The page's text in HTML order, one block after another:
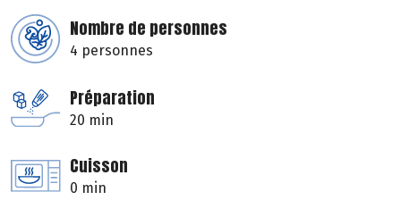
Nombre de personnes
4 personnes
Préparation
20 min
Cuisson
0 min